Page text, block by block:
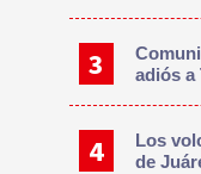
adiós a
Los
de